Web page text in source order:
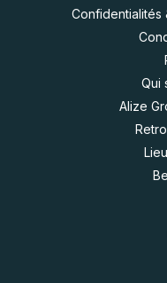
Confidentialités
Qui
Alize